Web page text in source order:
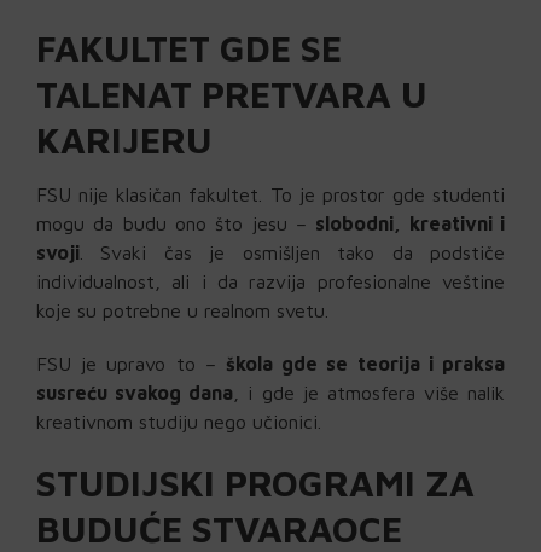
FAKULTET GDE SE
TALENAT PRETVARA U
KARIJERU
FSU nije klasičan fakultet. To je prostor gde studenti
mogu da budu ono što jesu – slobodni, kreativni i
svoji . Svaki čas je osmišljen tako da podstiče
individualnost, ali i da razvija profesionalne veštine
koje su potrebne u realnom svetu.
FSU je upravo to – škola gde se teorija i praksa
susreću svakog dana , i gde je atmosfera više nalik
kreativnom studiju nego učionici.
STUDIJSKI PROGRAMI ZA
BUDUĆE STVARAOCE